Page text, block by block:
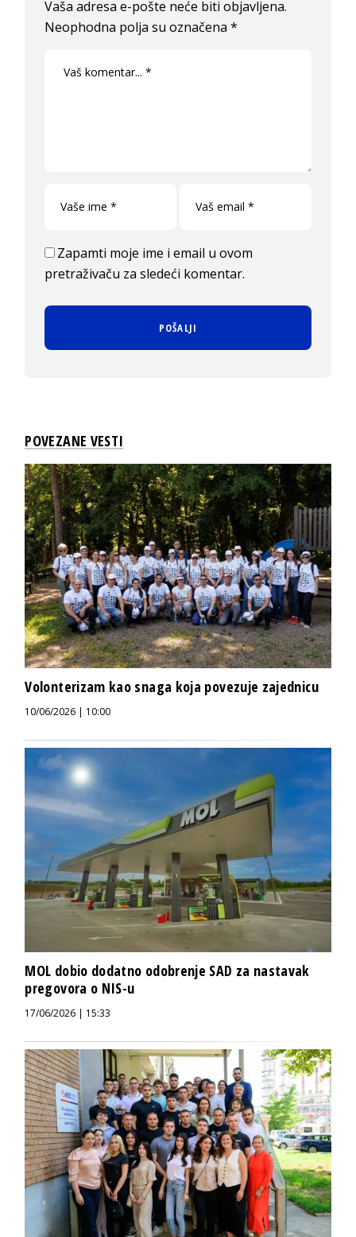
Vaša adresa e-pošte neće biti objavljena.
Neophodna polja su označena*
Zapamti moje ime i email u ovom
pretraživaču za sledeći komentar.
POVEZANE VESTI
Volonterizam kao snaga koja povezuje zajednicu
10/06/2026 | 10:00
MOL dobio dodatno odobrenje SAD za nastavak
pregovora o NIS-u
17/06/2026 | 15:33